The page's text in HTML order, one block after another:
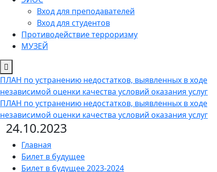
Вход для преподавателей
Вход для студентов
Противодействие терроризму
МУЗЕЙ
ПЛАН по устранению недостатков, выявленных в ходе
независимой оценки качества условий оказания услуг
ПЛАН по устранению недостатков, выявленных в ходе
независимой оценки качества условий оказания услуг
24.10.2023
Главная
Билет в будущее
Билет в будущее 2023-2024